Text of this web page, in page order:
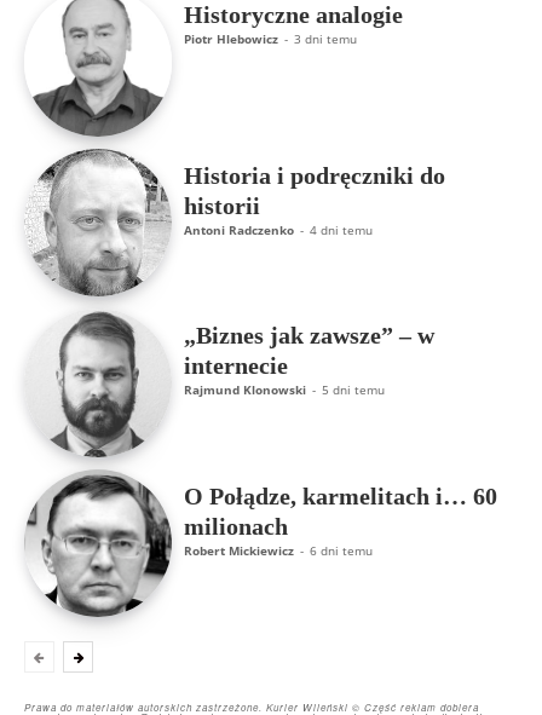
Historyczne analogie
Piotr Hlebowicz - 3 dni temu
Historia i podręczniki do
historii
Antoni Radczenko - 4 dni temu
„Biznes jak zawsze” – w
internecie
Rajmund Klonowski - 5 dni temu
O Połądze, karmelitach i… 60
milionach
Robert Mickiewicz - 6 dni temu
Prawa do materiałów autorskich zastrzeżone. Kurier Wileński © Część reklam dobiera